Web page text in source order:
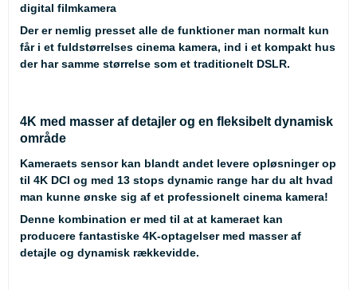
digital filmkamera
Der er nemlig presset alle de funktioner man normalt kun
får i et fuldstørrelses cinema kamera, ind i et kompakt hus
der har samme størrelse som et traditionelt DSLR.
4K med masser af detajler og en fleksibelt dynamisk
område
Kameraets sensor kan blandt andet levere opløsninger op
til 4K DCI og med 13 stops dynamic range har du alt hvad
man kunne ønske sig af et professionelt cinema kamera!
Denne kombination er med til at at kameraet kan
producere fantastiske 4K-optagelser med masser af
detajle og dynamisk rækkevidde.